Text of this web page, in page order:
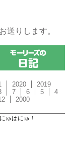
送りします。
2020
2019
7 6 5
4
2000
ゅはにゅ！